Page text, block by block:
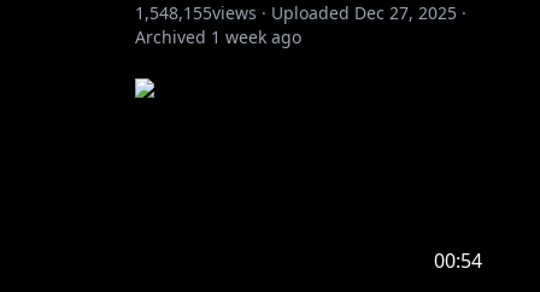
1,548,155views · Uploaded Dec 27, 2025 ·
Archived 1 week ago
00:54